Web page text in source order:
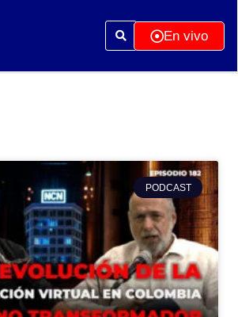
En vivo
PODCAST